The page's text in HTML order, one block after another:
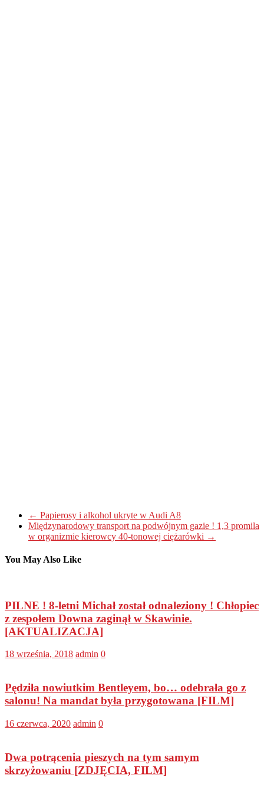
← Papierosy i alkohol ukryte w Audi A8
Międzynarodowy transport na podwójnym gazie ! 1,3 promila
w organizmie kierowcy 40-tonowej ciężarówki →
You May Also Like
PILNE ! 8-letni Michał został odnaleziony ! Chłopiec
z zespołem Downa zaginął w Skawinie.
[AKTUALIZACJA]
18 września, 2018 admin 0
Pędziła nowiutkim Bentleyem, bo… odebrała go z
salonu! Na mandat była przygotowana [FILM]
16 czerwca, 2020 admin 0
Dwa potrącenia pieszych na tym samym
skrzyżowaniu [ZDJĘCIA, FILM]